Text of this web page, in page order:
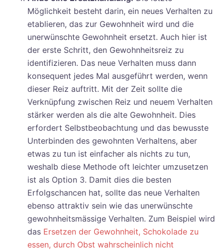
Möglichkeit besteht darin, ein neues Verhalten zu
etablieren, das zur Gewohnheit wird und die
unerwünschte Gewohnheit ersetzt. Auch hier ist
der erste Schritt, den Gewohnheitsreiz zu
identifizieren. Das neue Verhalten muss dann
konsequent jedes Mal ausgeführt werden, wenn
dieser Reiz auftritt. Mit der Zeit sollte die
Verknüpfung zwischen Reiz und neuem Verhalten
stärker werden als die alte Gewohnheit. Dies
erfordert Selbstbeobachtung und das bewusste
Unterbinden des gewohnten Verhaltens, aber
etwas zu tun ist einfacher als nichts zu tun,
weshalb diese Methode oft leichter umzusetzen
ist als Option 3. Damit dies die besten
Erfolgschancen hat, sollte das neue Verhalten
ebenso attraktiv sein wie das unerwünschte
gewohnheitsmässige Verhalten. Zum Beispiel wird
das Ersetzen der Gewohnheit, Schokolade zu
essen, durch Obst wahrscheinlich nicht